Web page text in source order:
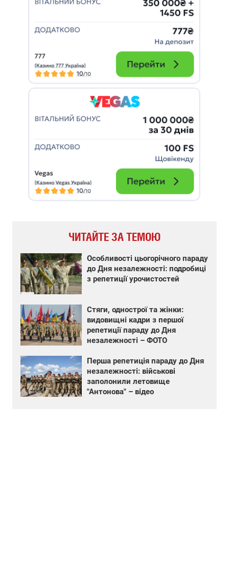
ЧИТАЙТЕ ЗА ТЕМОЮ
Особливості цьогорічного параду
до Дня незалежності: подробиці
з репетиції урочистостей
Стяги, однострої та жінки:
видовищні кадри з першої
репетиції параду до Дня
незалежності – ФОТО
Перша репетиція параду до Дня
незалежності: військові
заполонили летовище
"Антонова" – відео